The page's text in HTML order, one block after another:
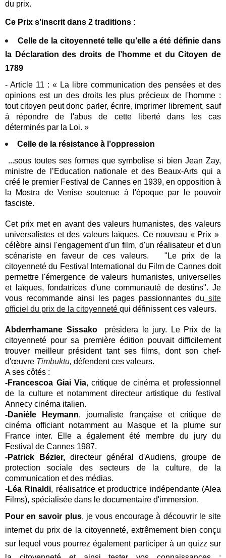
du prix.
Ce Prix s'inscrit dans 2 traditions :
Celle de la citoyenneté telle qu’elle a été définie dans
la Déclaration des droits de l’homme et du Citoyen de
1789
- Article 11 : « La libre communication des pensées et des
opinions est un des droits les plus précieux de l'homme :
tout citoyen peut donc parler, écrire, imprimer librement, sauf
à répondre de l'abus de cette liberté dans les cas
déterminés par la Loi. »
Celle de la résistance à l’oppression
...sous toutes ses formes que symbolise si bien Jean Zay,
ministre de l’Education nationale et des Beaux-Arts qui a
créé le premier Festival de Cannes en 1939, en opposition à
la Mostra de Venise soutenue à l'époque par le pouvoir
fasciste.
Cet prix met en avant des valeurs humanistes, des valeurs
universalistes et des valeurs laïques. Cenouveau « Prix »
célèbre ainsi l'engagement d'un film, d'un réalisateur et d'un
scénariste en faveur de ces valeurs.
"Le prix de la
citoyenneté du Festival International du Film de Cannes doit
permettre l'émergence de valeurs humanistes, universelles
et laïques, fondatrices d'une communauté de destins". Je
vous recommande ainsi les pages passionnantes du site
officiel du prix de la citoyennetéqui définissent ces valeurs.
Abderrhamane Sissakoprésidera le jury. Le Prix de la
citoyenneté pour sa première édition pouvait difficilement
trouver meilleur président tant ses films, dont son chef-
d'œuvre Timbuktu, défendent ces valeurs.
A ses côtés :
-Francescoa Giai Via, critique de cinéma et professionnel
de la culture et notamment directeur artistique du festival
Annecy cinéma italien.
-Danièle Heymann, journaliste française et critique de
cinéma officiant notamment au Masque et la plume sur
France inter. Elle a également été membre du jury du
Festival de Cannes 1987.
-Patrick Bézier, directeur général d'Audiens, groupe de
protection sociale des secteurs de la culture, de la
communication et des médias.
-Léa Rinaldi, réalisatrice et productrice indépendante (Alea
Films), spécialisée dans le documentaire d'immersion.
Pour en savoir plus, je vous encourage à découvrir le site
internet du prix de la citoyenneté, extrêmement bien conçu
sur lequel vous pourrez également participer à un quizz sur